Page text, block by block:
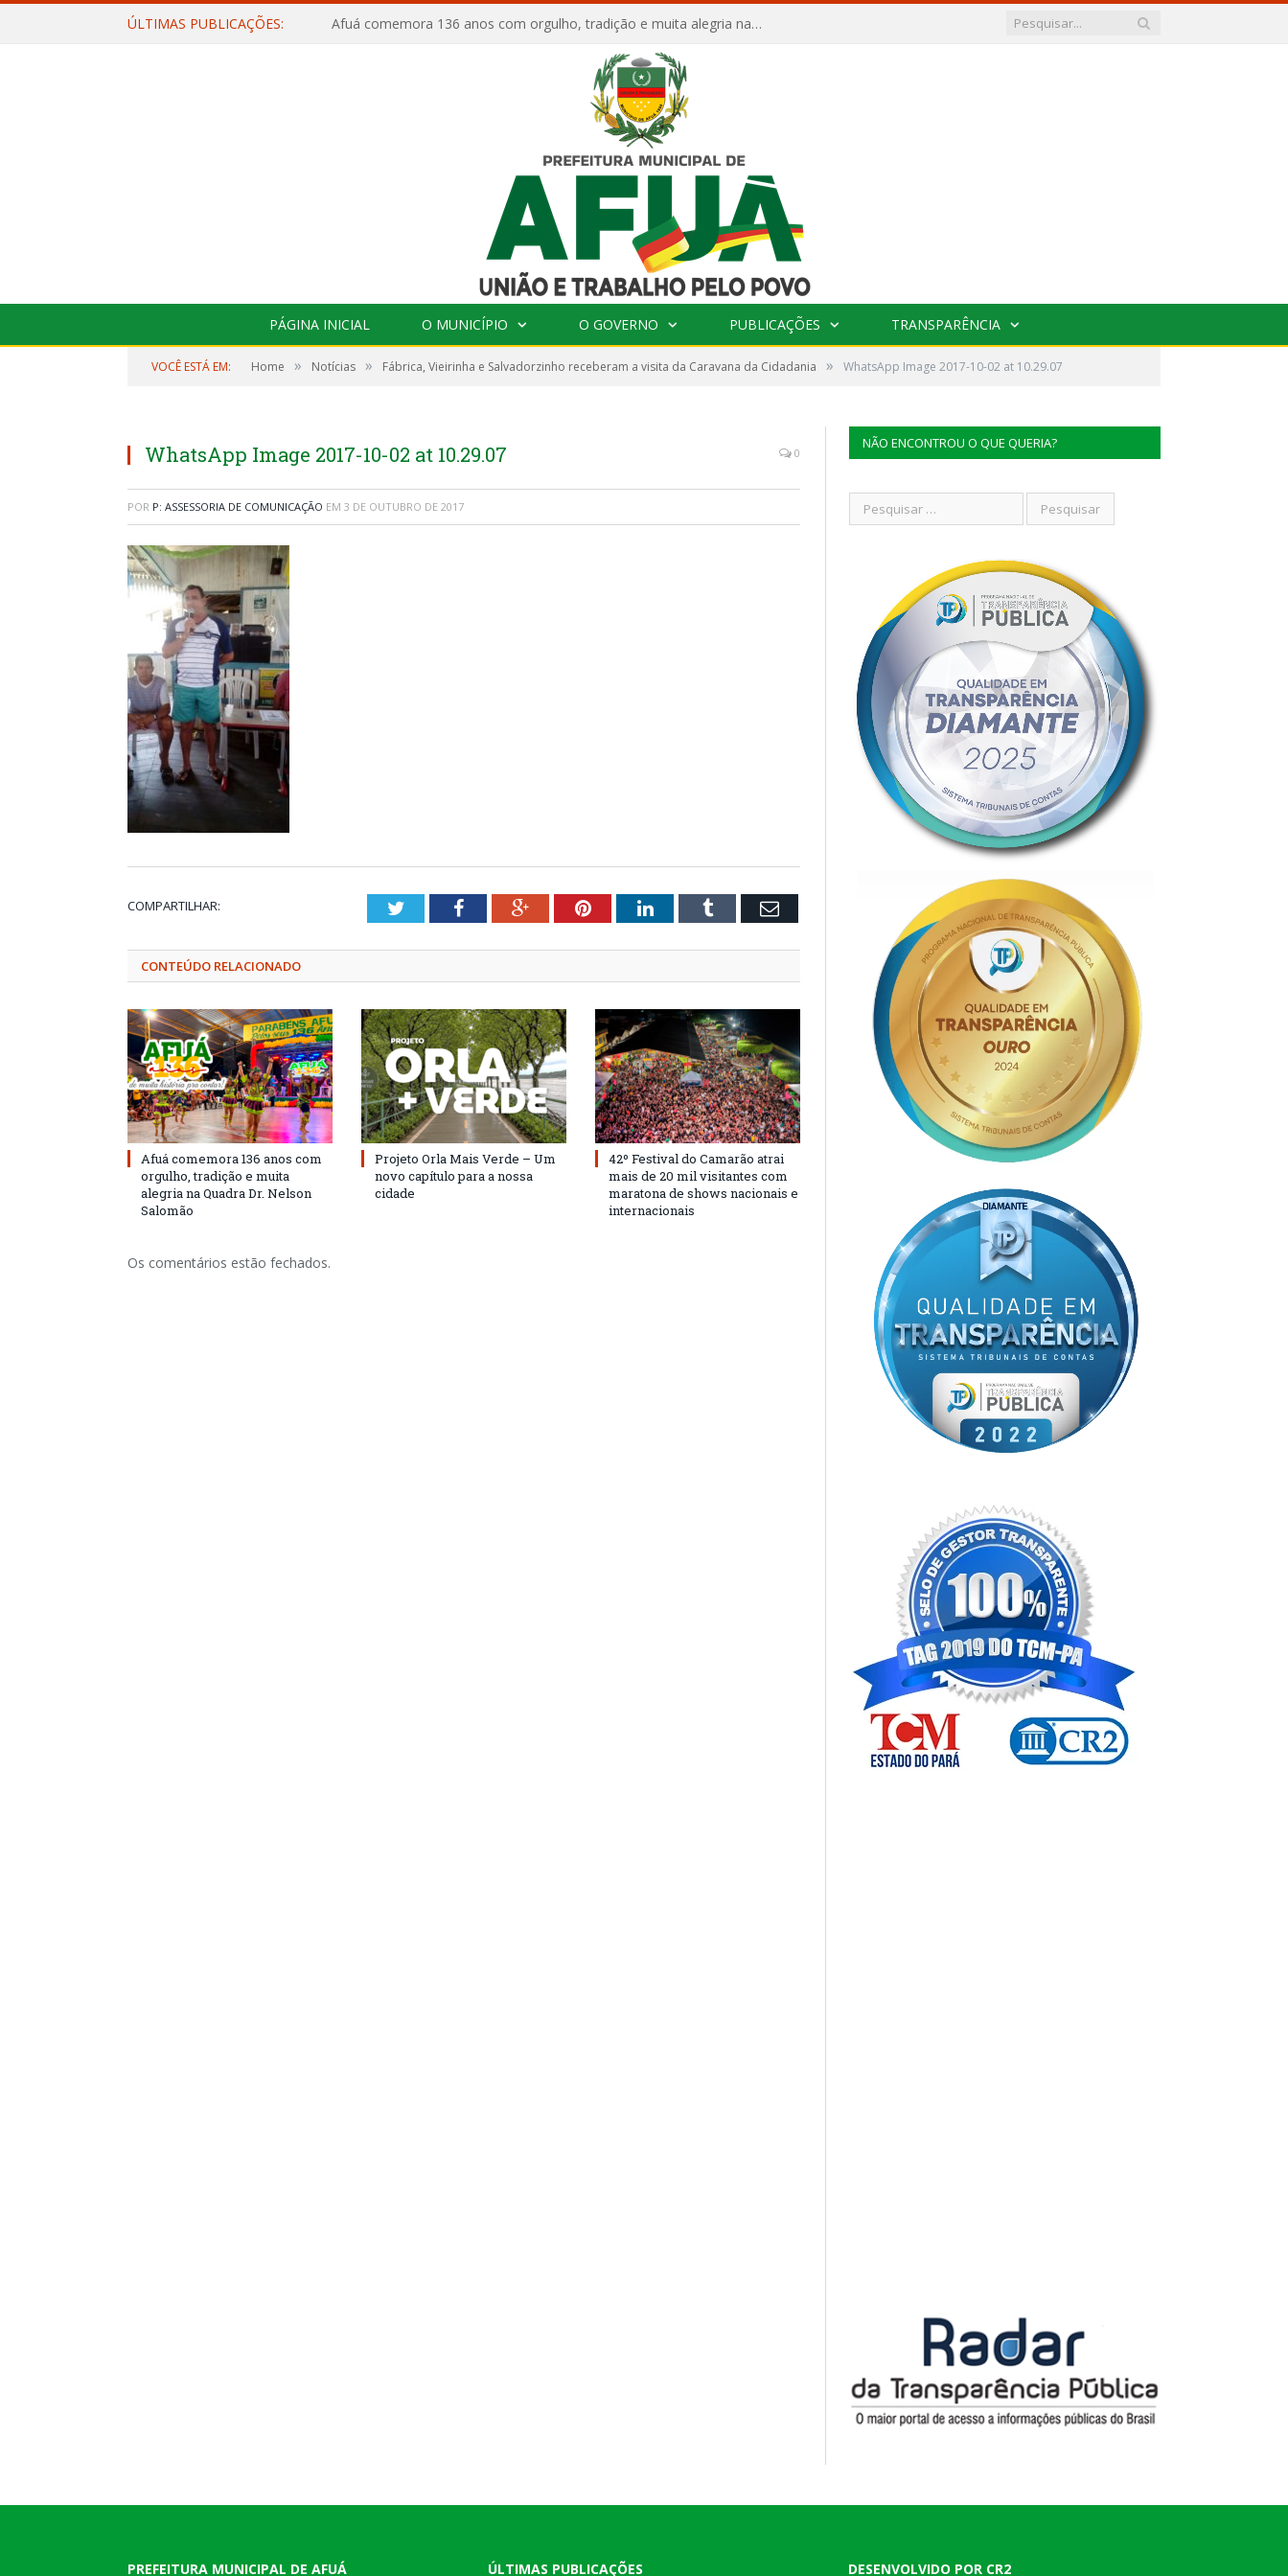
ÚLTIMAS PUBLICAÇÕES: Afuá comemora 136 anos com orgulho, tradição e muita alegria na Quadra Dr. Nelson Salomão
PÁGINA INICIAL O MUNICÍPIO O GOVERNO PUBLICAÇÕES TRANSPARÊNCIA
VOCÊ ESTÁ EM: Home » Notícias » Fábrica, Vieirinha e Salvadorzinho receberam a visita da Caravana da Cidadania » WhatsApp Image 2017-10-02 at 10.29.07
WhatsApp Image 2017-10-02 at 10.29.07 0
POR P: ASSESSORIA DE COMUNICAÇÃO EM 3 DE OUTUBRO DE 2017
COMPARTILHAR: TwitterFacebookGoogle+PinterestLinkedInTumblr Email
CONTEÚDO RELACIONADO
Afuá comemora 136 anos com
orgulho, tradição e muita
alegria na Quadra Dr. Nelson
Salomão
Projeto Orla Mais Verde – Um
novo capítulo para a nossa
cidade
42º Festival do Camarão atrai
mais de 20 mil visitantes com
maratona de shows nacionais e
internacionais
Os comentários estão fechados.
NÃO ENCONTROU O QUE QUERIA?
PREFEITURA MUNICIPAL DE AFUÁ ÚLTIMAS PUBLICAÇÕES DESENVOLVIDO POR CR2